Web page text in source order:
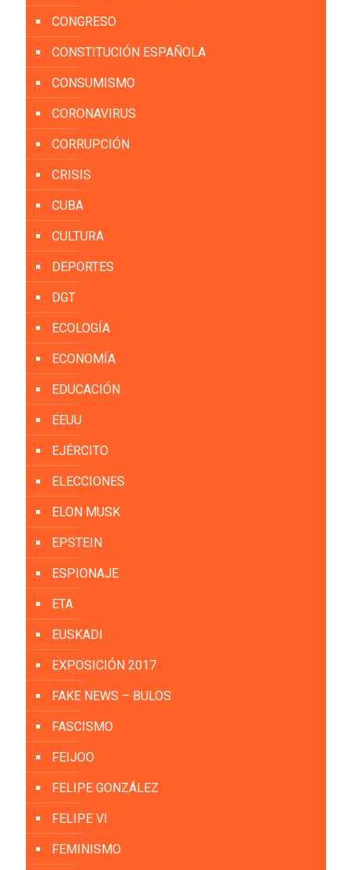
CONGRESO
CONSTITUCIÓN ESPAÑOLA
CONSUMISMO
CORONAVIRUS
CORRUPCIÓN
CRISIS
CUBA
CULTURA
DEPORTES
DGT
ECOLOGÍA
ECONOMÍA
EDUCACIÓN
EEUU
EJÉRCITO
ELECCIONES
ELON MUSK
EPSTEIN
ESPIONAJE
ETA
EUSKADI
EXPOSICIÓN 2017
FAKE NEWS – BULOS
FASCISMO
FEIJOO
FELIPE GONZÁLEZ
FELIPE VI
FEMINISMO